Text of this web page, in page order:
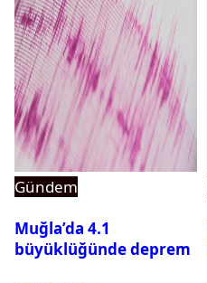
Gündem
Muğla’da 4.1
büyüklüğünde deprem